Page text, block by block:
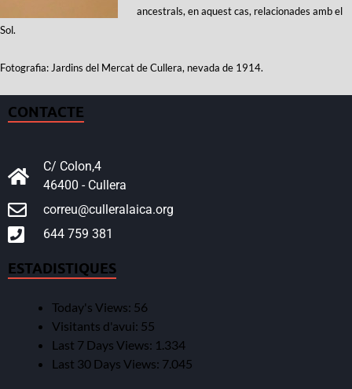
ancestrals, en aquest cas, relacionades amb el
Sol.
Fotografia: Jardins del Mercat de Cullera, nevada de 1914.
CONTACTE
C/ Colon,4
46400 - Cullera
correu@culleralaica.org
644 759 381
ESTADISTIQUES
Today's Views: 56
Visitants d'avui: 55
Last 7 Days Views: 1.334
Last 30 Days Views: 7.045